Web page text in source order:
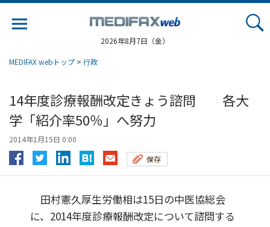
2026年8月7日（金）
MEDIFAX webトップ > 行政
14年度診療報酬改定きょう諮問 各大
学「紹介率50％」へ努力
2014年1月15日 0:00
保存
田村憲久厚生労働相は15日の中医協総会
に、2014年度診療報酬改定について諮問する